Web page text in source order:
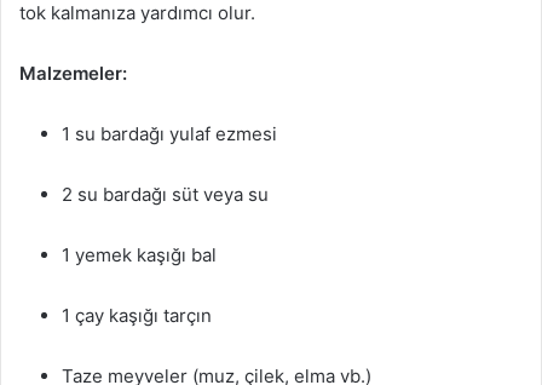
tok kalmanıza yardımcı olur.
Malzemeler:
1 su bardağı yulaf ezmesi
2 su bardağı süt veya su
1 yemek kaşığı bal
1 çay kaşığı tarçın
Taze meyveler (muz, çilek, elma vb.)